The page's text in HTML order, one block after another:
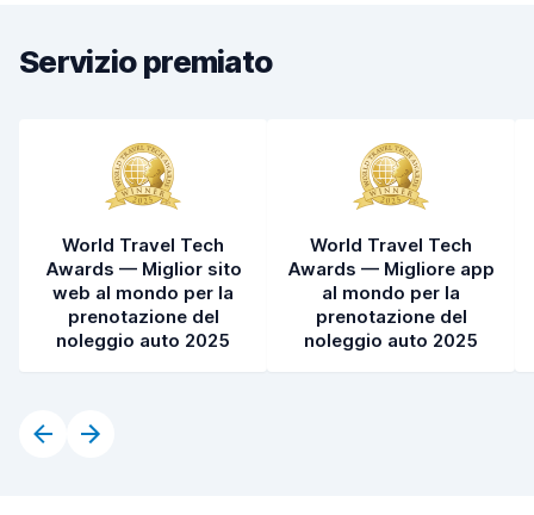
Servizio premiato
World Travel Tech
Awards — Miglior sito
web al mondo per la
prenotazione del
noleggio auto 2025
World Travel Tech
Awards — Migliore app
al mondo per la
prenotazione del
noleggio auto 2025